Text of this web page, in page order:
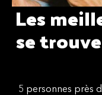
Les
se
5 personnes près